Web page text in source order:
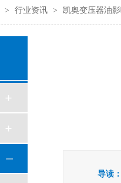
> 行业资讯 > 凯奥变压器油
导读：